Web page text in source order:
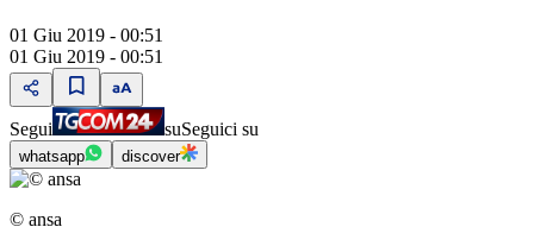
01 Giu 2019 - 00:51
01 Giu 2019 - 00:51
Segui suSeguici su
whatsapp discover
© ansa